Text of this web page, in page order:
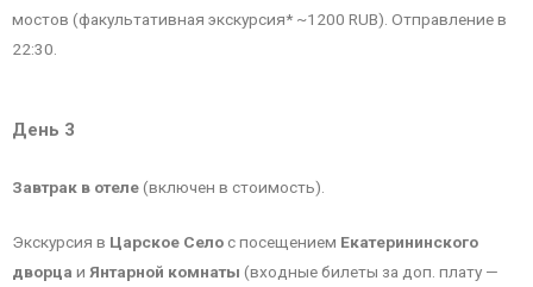
мостов (факультативная экскурсия* ~1200 RUB). Отправление в
22:30.
День 3
Завтрак в отеле(включен в стоимость).
Экскурсия в Царское Селос посещением Екатерининского
дворца и Янтарной комнаты (входные билеты за доп. плату —